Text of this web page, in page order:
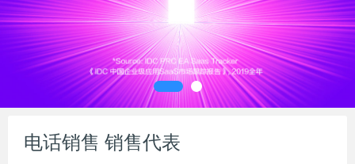
电话销售 销售代表